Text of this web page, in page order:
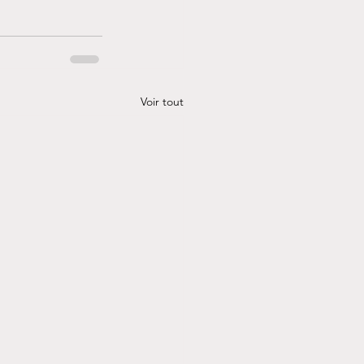
Voir tout